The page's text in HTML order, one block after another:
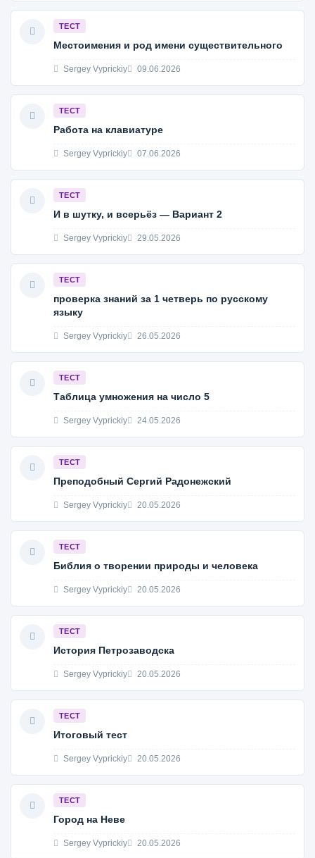
ТЕСТ
Местоимения и род имени существительного
Sergey Vyprickiy 09.06.2026
ТЕСТ
Работа на клавиатуре
Sergey Vyprickiy 07.06.2026
ТЕСТ
И в шутку, и всерьёз — Вариант 2
Sergey Vyprickiy 29.05.2026
ТЕСТ
проверка знаний за 1 четверь по русскому
языку
Sergey Vyprickiy 26.05.2026
ТЕСТ
Таблица умножения на число 5
Sergey Vyprickiy 24.05.2026
ТЕСТ
Преподобный Сергий Радонежский
Sergey Vyprickiy 20.05.2026
ТЕСТ
Библия о творении природы и человека
Sergey Vyprickiy 20.05.2026
ТЕСТ
История Петрозаводска
Sergey Vyprickiy 20.05.2026
ТЕСТ
Итоговый тест
Sergey Vyprickiy 20.05.2026
ТЕСТ
Город на Неве
Sergey Vyprickiy 20.05.2026